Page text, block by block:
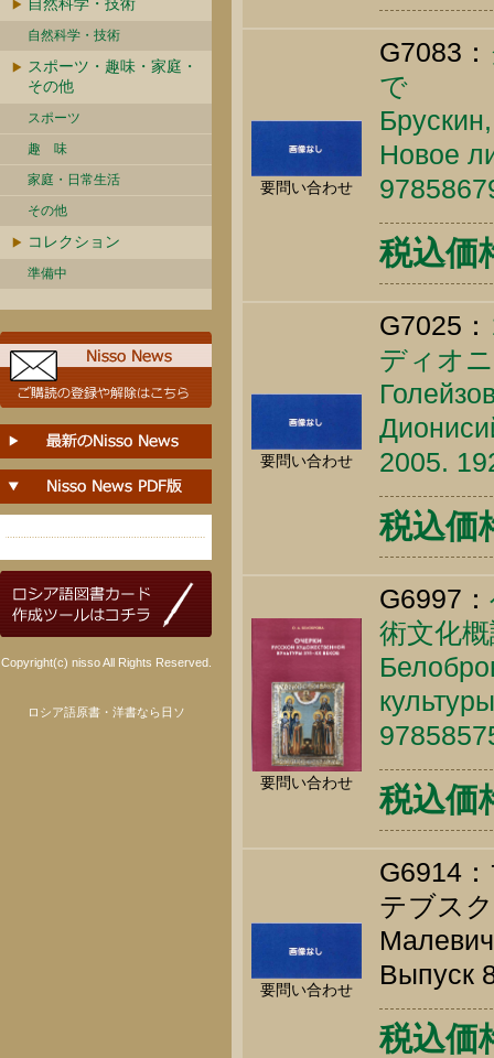
自然科学・技術
スポーツ・趣味・家庭・
その他
スポーツ
趣 味
家庭・日常生活
その他
コレクション
準備中
Copyright(c) nisso All Rights Reserved.
ロシア語原書・洋書なら日ソ
要問い合わせ
G7083：
で
Новое
税込価
要問い合わせ
G7025：
ディオ
2005.
税込価
要問い合わせ
G6997：
術文化
税込価
要問い合わせ
G6914
テブス
Выпуск
税込価